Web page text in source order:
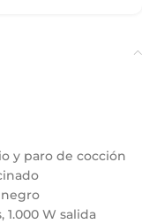
y paro de cocción
W salida